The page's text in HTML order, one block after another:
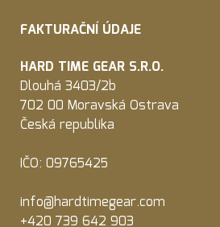
FAKTURAČNÍ ÚDAJE
HARD TIME GEAR S.R.O.
Dlouhá 3403/2b
702 00 Moravská Ostrava
Česká republika
IČO: 09765425
info@hardtimegear.com
+420 739 642 903